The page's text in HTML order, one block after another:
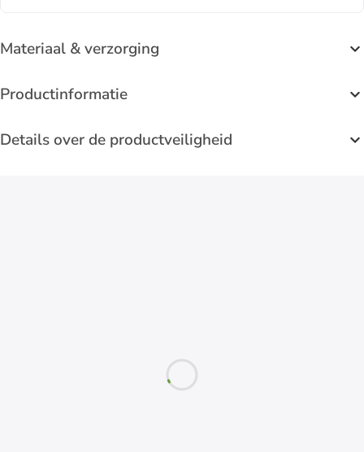
Materiaal & verzorging
Productinformatie
Details over de productveiligheid